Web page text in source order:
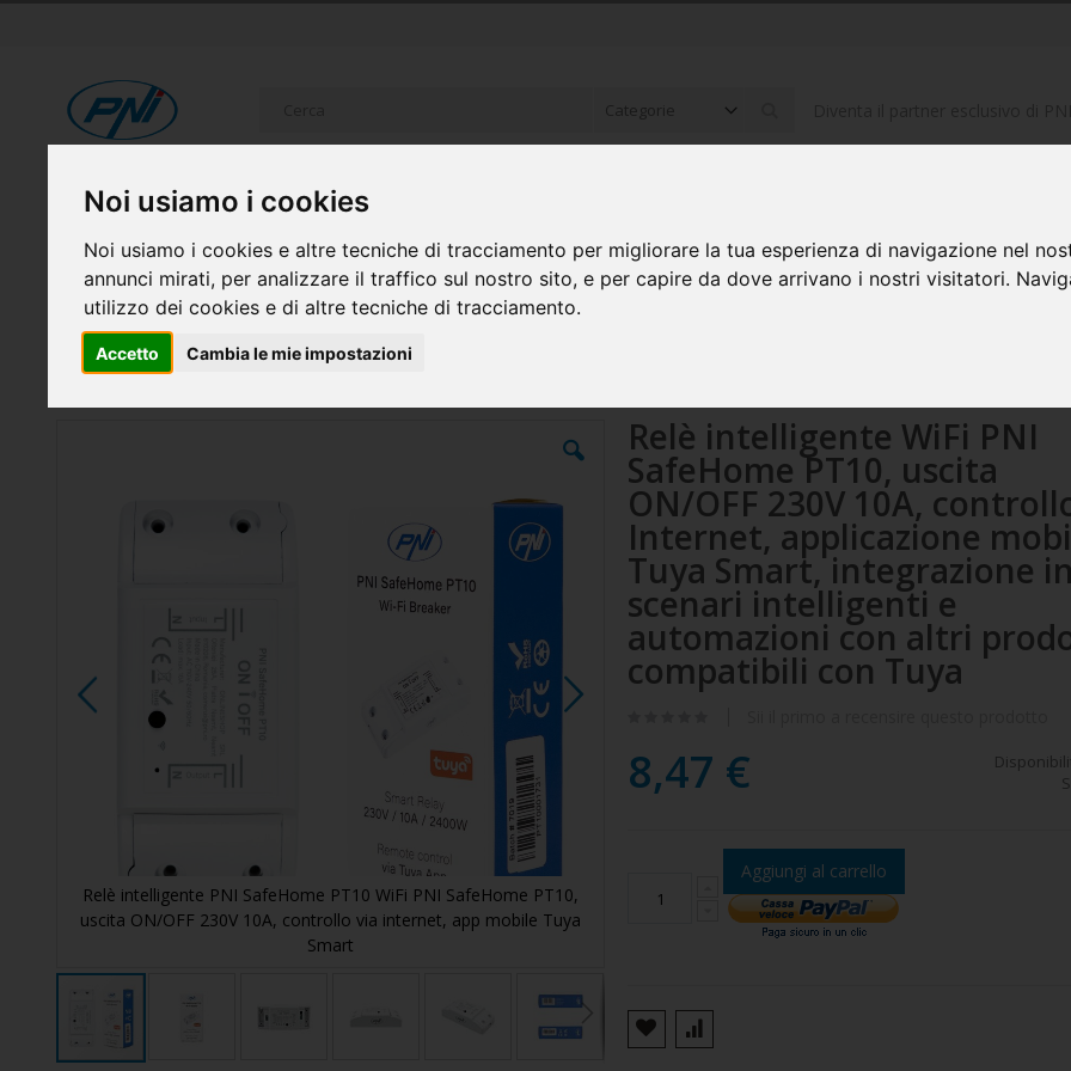
Noi usiamo i cookies
Noi usiamo i cookies e altre tecniche di tracciamento per migliorare la tua esperienza di navigazione nel
annunci mirati, per analizzare il traffico sul nostro sito, e per capire da dove arrivano i nostri visitatori.
utilizzo dei cookies e di altre tecniche di tracciamento.
Accetto Cambia le mie impostazioni
RICETRASMITTENTI SISTEMI DI SICUREZZA
FAI DA TE CASA INTELLIGENTE E GADGET
Home
Relè intelligente WiFi PNI SafeHome PT10, uscita ON/OFF 230V 10A, controllo Internet, applicazione mobile Tuya Smart,
compatibili con Tuya
Relè intelligente PNI SafeHome PT10 WiFi PNI SafeHome PT10,
uscita ON/OFF 230V 10A, controllo via internet, app mobile Tuya
Smart
Relè intelligente PNI SafeHome PT10 WiFi PNI
uscita ON/OFF 230V 10A, controllo via internet, app
Relè intelligente WiFi PNI
SafeHome PT10, uscita
ON/OFF 230V 10A,
Internet, applicazione
Tuya Smart, integrazione
scenari intelligenti e
automazioni con altri
compatibili con Tuya
8,47 €
Aggiungi al carrello